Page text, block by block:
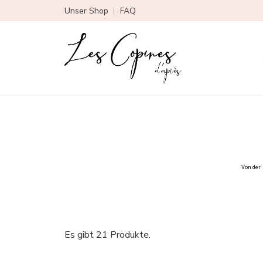
Unser Shop FAQ
Von der
Es gibt 21 Produkte.